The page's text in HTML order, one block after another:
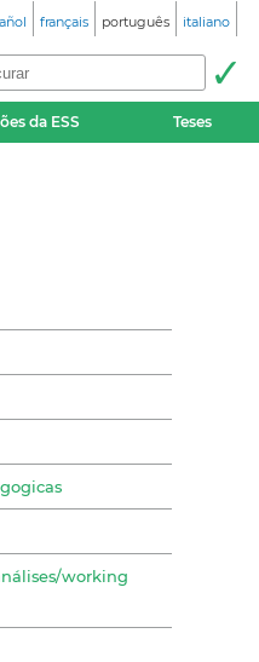
français português italiano
da ESS Teses
working